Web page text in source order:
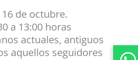
de octubre.
a 13:00 horas
actuales, antiguos
aquellos seguidores